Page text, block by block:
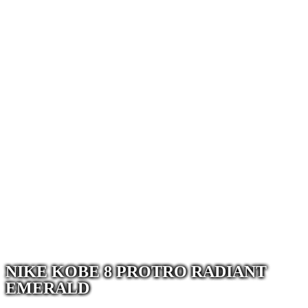
NIKE KOBE 8 PROTRO RADIANT
EMERALD